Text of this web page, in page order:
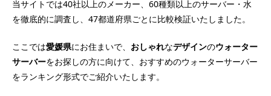
当サイトでは40社以上のメーカー、60種類以上のサーバー・水
を徹底的に調査し、47都道府県ごとに比較検証いたしました。
ここでは愛媛県にお住まいで、 おしゃれなデザインのウォーター
サーバーをお探しの方に向けて、おすすめのウォーターサーバー
をランキング形式でご紹介いたします。